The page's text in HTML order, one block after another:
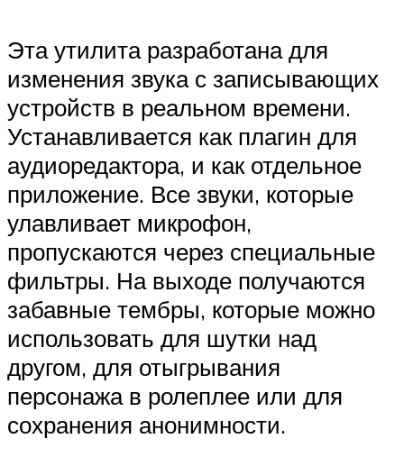
Эта утилита разработана для
изменения звука с записывающих
устройств в реальном времени.
Устанавливается как плагин для
аудиоредактора, и как отдельное
приложение. Все звуки, которые
улавливает микрофон,
пропускаются через специальные
фильтры. На выходе получаются
забавные тембры, которые можно
использовать для шутки над
другом, для отыгрывания
персонажа в ролеплее или для
сохранения анонимности.